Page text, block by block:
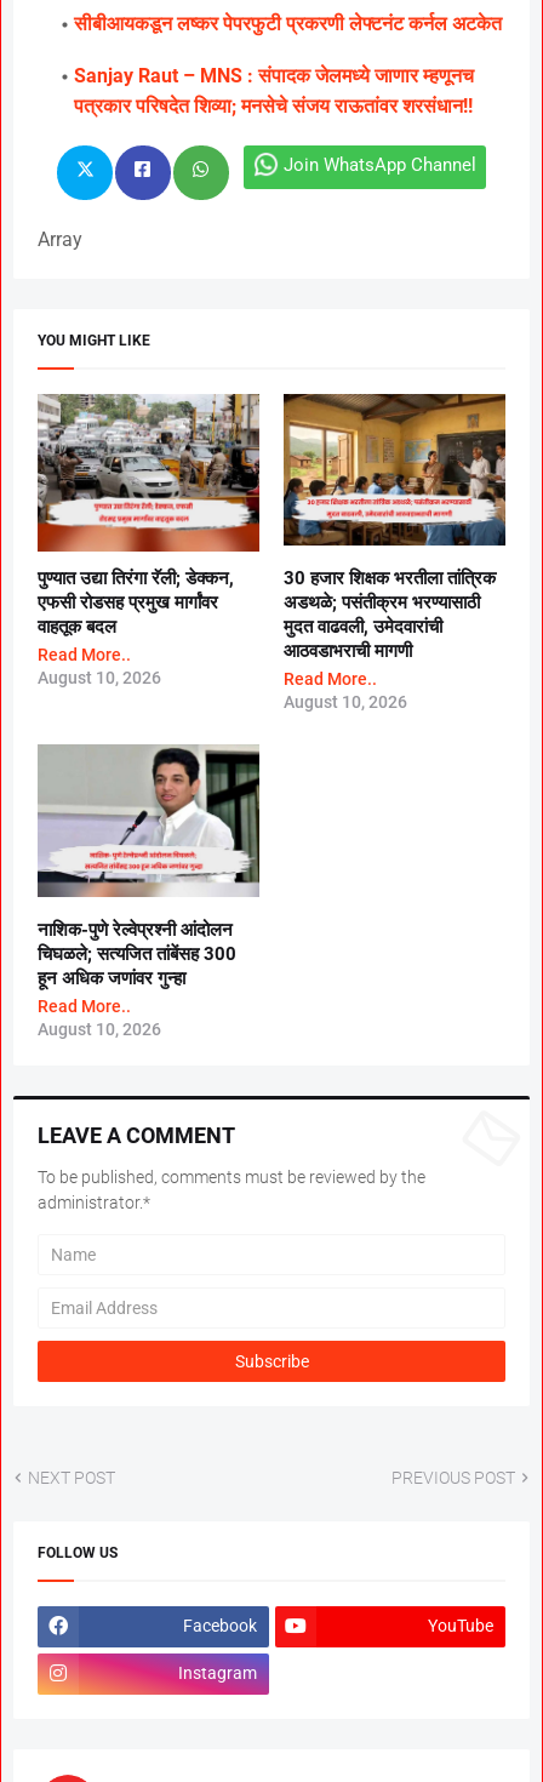
सीबीआयकडून लष्कर पेपरफुटी प्रकरणी लेफ्टनंट कर्नल अटकेत
Sanjay Raut – MNS : संपादक जेलमध्ये जाणार म्हणूनच
पत्रकार परिषदेत शिव्या; मनसेचे संजय राऊतांवर शरसंधान!!
Join WhatsApp Channel
Array
YOU MIGHT LIKE
पुण्यात उद्या तिरंगा रॅली; डेक्कन,
एफसी रोडसह प्रमुख मार्गांवर
वाहतूक बदल
Read More..
August 10, 2026
30 हजार शिक्षक भरतीला तांत्रिक
अडथळे; पसंतीक्रम भरण्यासाठी
मुदत वाढवली, उमेदवारांची
आठवडाभराची मागणी
Read More..
August 10, 2026
नाशिक-पुणे रेल्वेप्रश्नी आंदोलन
चिघळले; सत्यजित तांबेंसह 300
हून अधिक जणांवर गुन्हा
Read More..
August 10, 2026
LEAVE A COMMENT
To be published, comments must be reviewed by the
administrator.*
NEXT POST PREVIOUS POST
FOLLOW US
Facebook YouTube
Instagram